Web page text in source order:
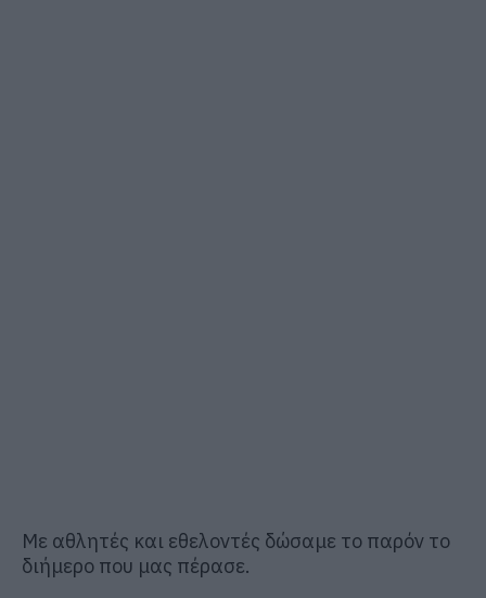
Με αθλητές και εθελοντές δώσαμε το παρόν το
διήμερο που μας πέρασε.